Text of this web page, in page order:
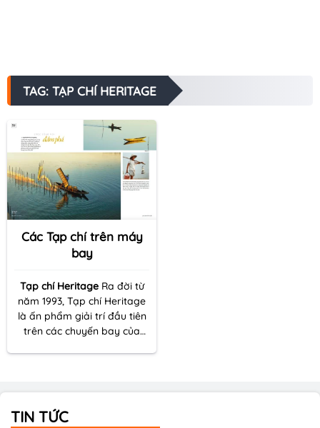
TAG: TẠP CHÍ HERITAGE
Các Tạp chí trên máy
bay
Tạp chí HeritageRa đời từ
năm 1993, Tạp chí Heritage
là ấn phẩm giải trí đầu tiên
trên các chuyến bay của
kinh tế, du lịch và xã hội với
các bài viết đặc sắc khám
phá vẻ đẹp, ý nghĩa lịch sử
TIN TỨC